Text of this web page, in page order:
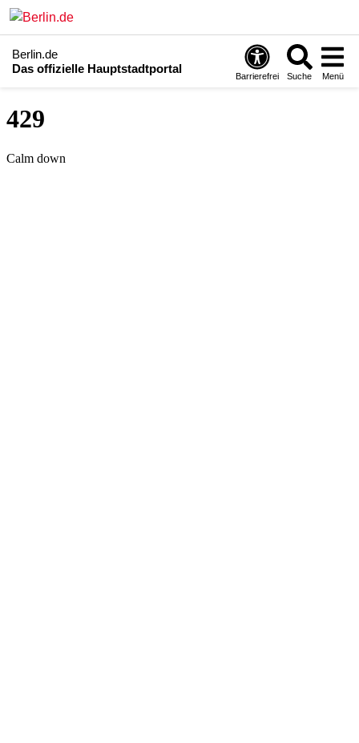
Berlin.de
Das offizielle Hauptstadtportal
Barrierefrei Suche Menü